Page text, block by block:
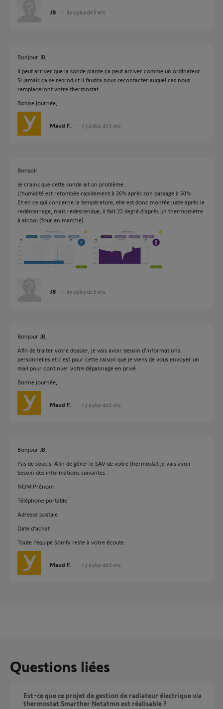
JB il y a plus de 5 ans
Bonjour JB,
Il peut arriver que la sonde plante ça peut arriver comme un ordinateur.
Si jamais ça se reproduit il faudra nous recontacter auquel cas nous
remplaceront votre thermostat.
Bonne journée,
Maud F. il y a plus de 5 ans
Bonsoir
Je crains que cette sonde ait un problème
L’humidité est retombée rapidement à 26% après son passage à 50%
Et en ce qui concerne la température, elle est donc montée juste après le
redémarrage, mais redescendue, il fait 22 degré d’après un thermomètre
à alcool (four en marche)
JB il y a plus de 5 ans
Bonjour JB,
Afin de traiter votre dossier, je vais avoir besoin d'informations
personnelles et c'est pour cette raison que je viens de vous envoyer un
mail pour continuer votre dépannage en privé.
Bonne journée,
Maud F. il y a plus de 5 ans
Bonjour JB,
Pas de soucis. Afin de gérer le SAV de votre thermostat je vais avoir
besoin des informations suivantes :
NOM Prénom
Téléphone portable
Adresse postale
Date d'achat
Toute l’équipe Somfy reste à votre écoute.
Maud F. il y a plus de 5 ans
Questions liées
Est-ce que ce projet de gestion de radiateur électrique via
thermostat Smarther Netatmo est réalisable ?